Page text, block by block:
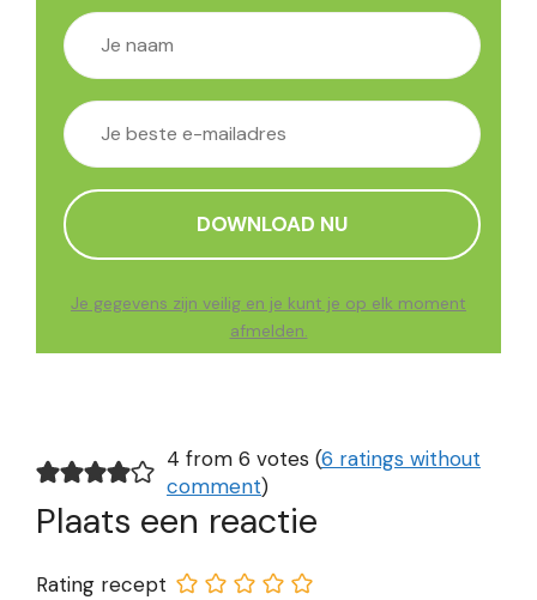
Je gegevens zijn veilig en je kunt je op elk moment
afmelden.
4 from 6 votes (6 ratings without
comment)
Plaats een reactie
Rating recept